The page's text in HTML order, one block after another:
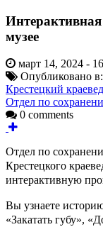
музее
март 14, 2024 -
Опубликовано в:
Крестецкий
Отдел по
0 comments
Отдел по
Крестецкого
интерактивную
Вы узнаете
«Закатать губу»,